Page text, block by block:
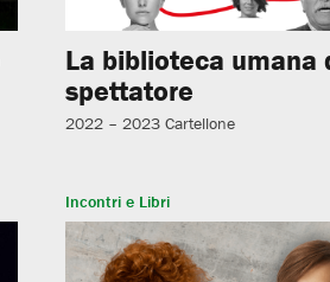
La biblioteca umana
spettatore
2022 – 2023 Cartellone
Incontri e Libri